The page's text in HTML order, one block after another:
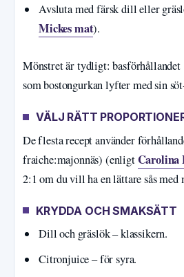
Avsluta med färsk dill eller
Mickes mat).
Mönstret är tydligt: basförhållandet
som bostongurkan lyfter med sin
VÄLJ RÄTT
De flesta recept använder
fraiche:majonnäs) (enligtCarolina
2:1 om du vill ha en lättare sås med
KRYDDA OCH SMAKSÄTT
Dill och gräslök – klassikern.
Citronjuice – för syra.